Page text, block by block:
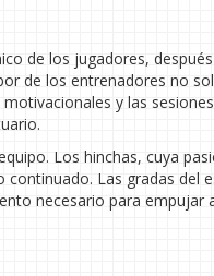
de los jugadores,
de los entrenadores no
y las
Los hinchas, cuya
Las gradas del
necesario para empujar